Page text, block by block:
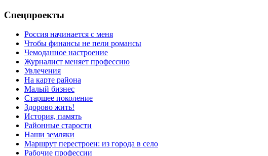
Спецпроекты
Россия начинается с меня
Чтобы финансы не пели романсы
Чемоданное настроение
Журналист меняет профессию
Увлечения
На карте района
Малый бизнес
Старшее поколение
Здорово жить!
История, память
Районные старости
Наши земляки
Маршрут перестроен: из города в село
Рабочие профессии